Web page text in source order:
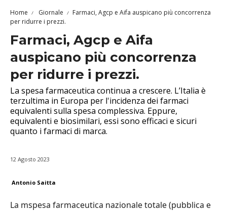
Home Giornale
Farmaci, Agcp e Aifa auspicano più concorrenza
per ridurre i prezzi.
Farmaci, Agcp e Aifa
auspicano più concorrenza
per ridurre i prezzi.
La spesa farmaceutica continua a crescere. L’Italia è
terzultima in Europa per l'incidenza dei farmaci
equivalenti sulla spesa complessiva. Eppure,
equivalenti e biosimilari, essi sono efficaci e sicuri
quanto i farmaci di marca.
12 Agosto 2023
Antonio Saitta
La mspesa farmaceutica nazionale totale (pubblica e